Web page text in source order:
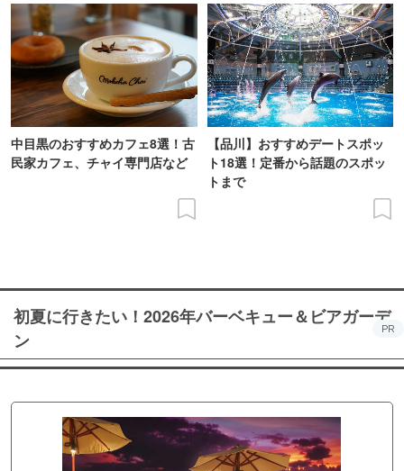
中目黒のおすすめカフェ8選！古
民家カフェ、チャイ専門店など
【品川】おすすめデートスポッ
ト18選！定番から話題のスポッ
トまで
初夏に行きたい！2026年バーベキュー＆ビアガーデ
ン
PR